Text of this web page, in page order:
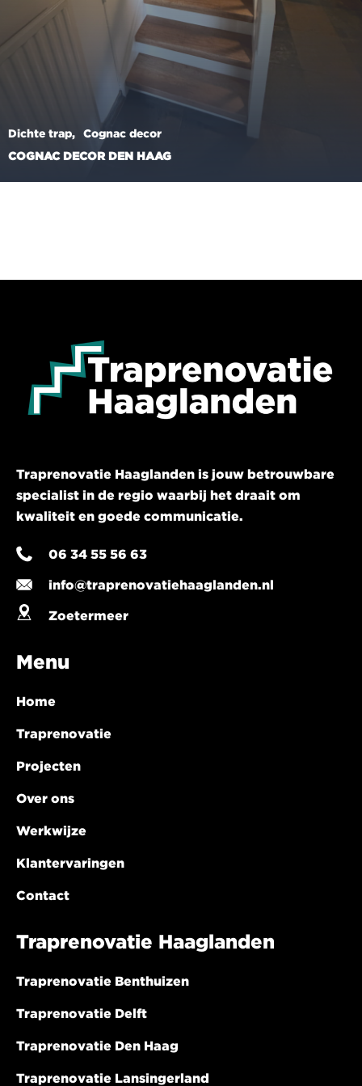
Dichte trap
Cognac decor
COGNAC DECOR DEN HAAG
Traprenovatie Haaglanden is jouw betrouwbare
specialist in de regio waarbij het draait om
kwaliteit en goede communicatie.
06 34 55 56 63
info@traprenovatiehaaglanden.nl
Zoetermeer
Menu
Home
Traprenovatie
Projecten
Over ons
Werkwijze
Klantervaringen
Contact
Traprenovatie Haaglanden
Traprenovatie Benthuizen
Traprenovatie Delft
Traprenovatie Den Haag
Traprenovatie Lansingerland